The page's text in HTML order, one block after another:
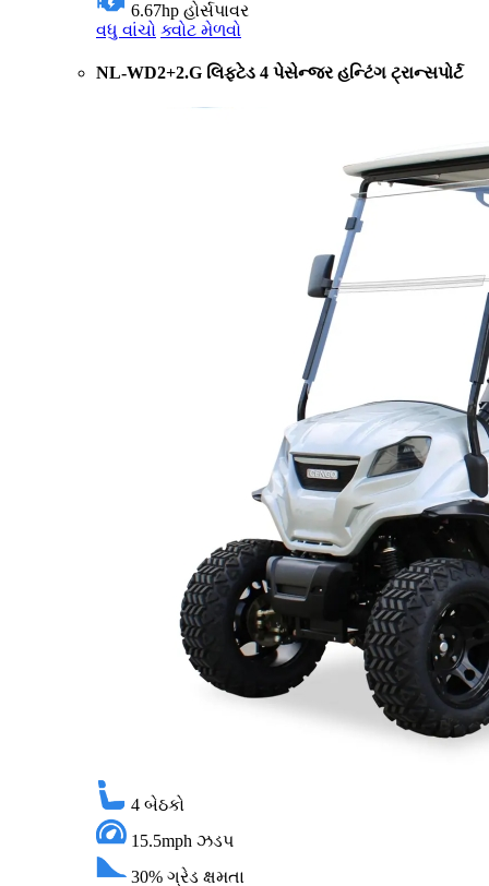
6.67hp હોર્સપાવર
વધુ વાંચો ક્વોટ મેળવો
NL-WD2+2.G લિફ્ટેડ 4 પેસેન્જર હન્ટિંગ ટ્રાન્સપોર્ટ
4 બેઠકો
15.5mph ઝડપ
30% ગ્રેડ ક્ષમતા